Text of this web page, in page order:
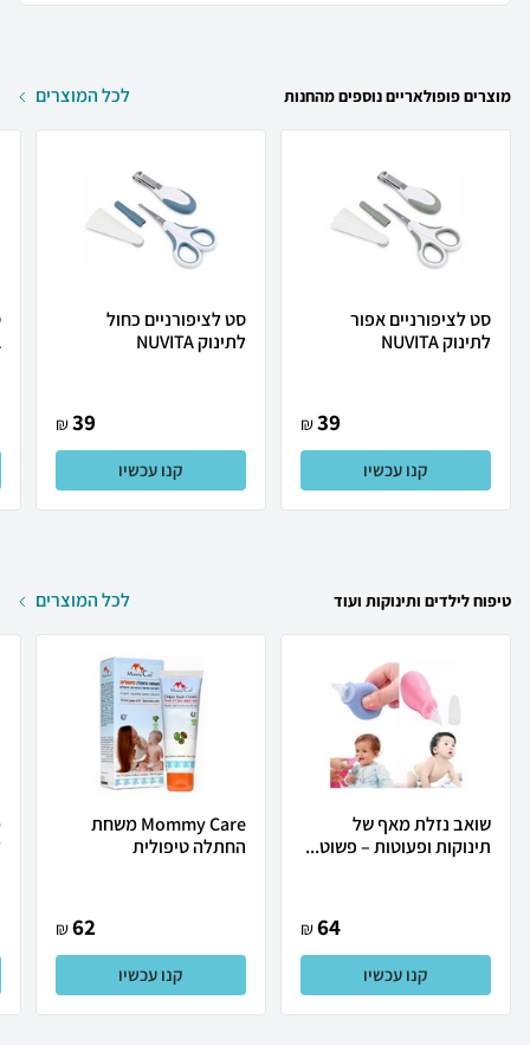
מוצרים פופולאריים נוספים מהחנות לכל המוצרים
סט לציפורניים אפור
לתינוק NUVITA
39
₪
קנו עכשיו
סט לציפורניים כחול
לתינוק NUVITA
39
₪
קנו עכשיו
טיפוח לילדים ותינוקות ועוד לכל המוצרים
שואב נזלת מאף של
תינוקות ופעוטות – פשוט...
64
₪
קנו עכשיו
Mommy Care משחת
החתלה טיפולית
62
₪
קנו עכשיו